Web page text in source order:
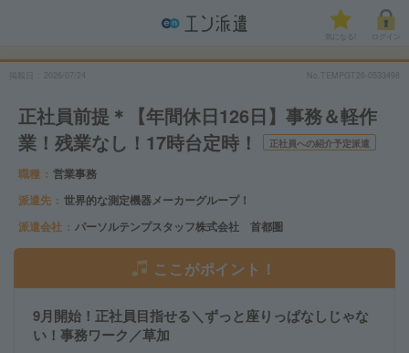
気になる!
2026/07/24 No.TEMPGT26-0533498
正社員前提＊【年間休日126日】事務＆軽作
業！残業なし！17時台定時！
正社員への紹介予定派遣
職種
営業事務
派遣先
世界的な測定機器メーカーグループ！
派遣会社
パーソルテンプスタッフ株式会社 首都圏
ここがポイント！
9月開始！正社員目指せる＼ずっと座りっぱなしじゃな
い！事務ワーク／草加